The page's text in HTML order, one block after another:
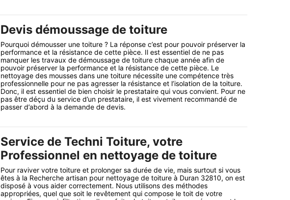
Devis démoussage de toiture
Pourquoi démousser une toiture ? La réponse c’est pour pouvoir préserver la
performance et la résistance de cette pièce. Il est essentiel de ne pas
manquer les travaux de démoussage de toiture chaque année afin de
pouvoir préserver la performance et la résistance de cette pièce. Le
nettoyage des mousses dans une toiture nécessite une compétence très
professionnelle pour ne pas agresser la résistance et l’isolation de la toiture.
Donc, il est essentiel de bien choisir le prestataire qui vous convient. Pour ne
pas être déçu du service d’un prestataire, il est vivement recommandé de
passer d’abord à la demande de devis.
Service de Techni Toiture, votre
Professionnel en nettoyage de toiture
Pour raviver votre toiture et prolonger sa durée de vie, mais surtout si vous
êtes à la Recherche artisan pour nettoyage de toiture à Duran 32810, on est
disposé à vous aider correctement. Nous utilisons des méthodes
appropriées, quel que soit le revêtement qui compose le toit de votre